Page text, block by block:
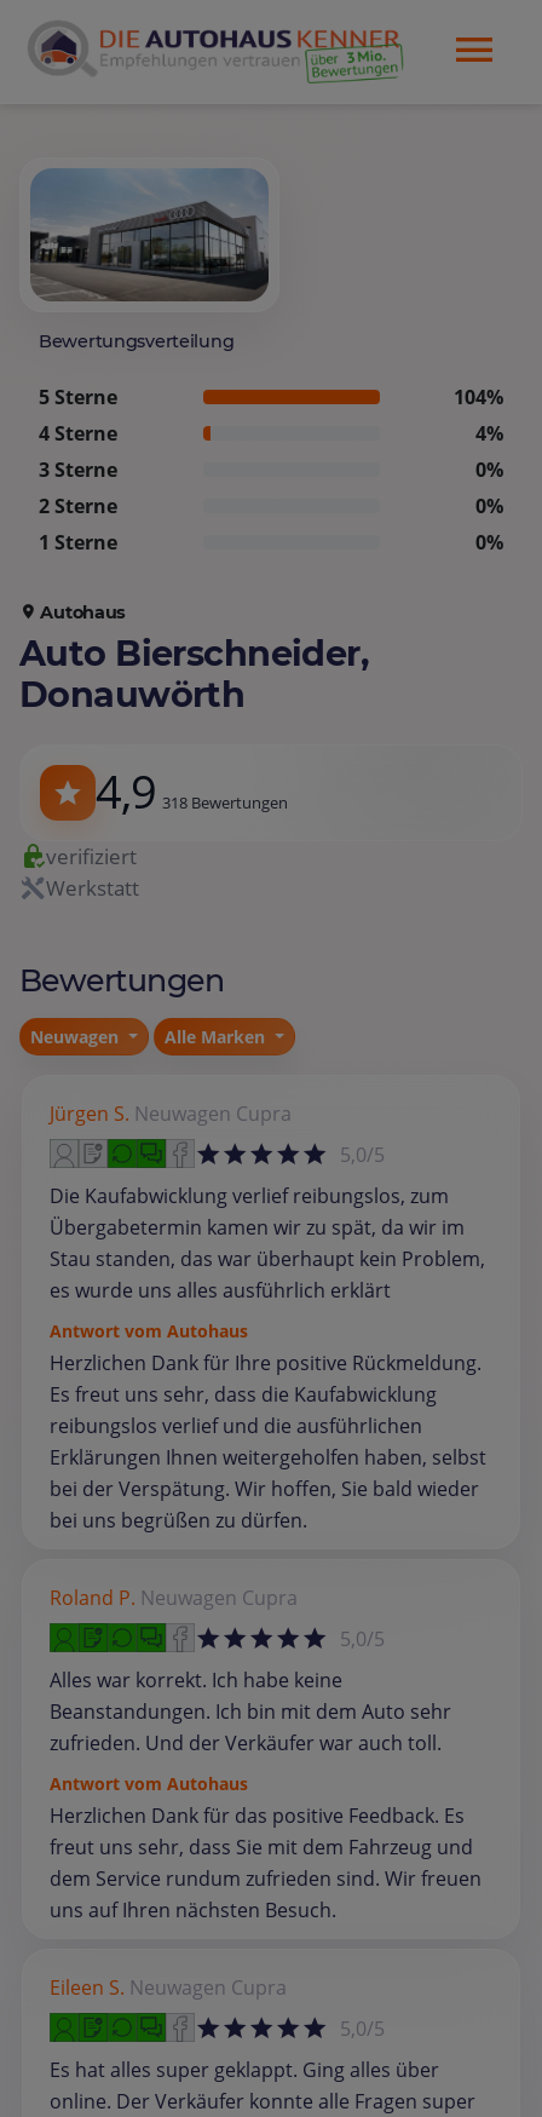
Bewertungsverteilung
5 Sterne
104%
4 Sterne
4%
3 Sterne
0%
2 Sterne
0%
1 Sterne
0%
Autohaus
Auto Bierschneider,
Donauwörth
4,9 318 Bewertungen
verifiziert
Werkstatt
Bewertungen
Neuwagen Alle Marken
Jürgen S. Neuwagen Cupra
5,0/5
Die Kaufabwicklung verlief reibungslos, zum
Übergabetermin kamen wir zu spät, da wir im
Stau standen, das war überhaupt kein Problem,
es wurde uns alles ausführlich erklärt
Antwort vom Autohaus
Herzlichen Dank für Ihre positive Rückmeldung.
Es freut uns sehr, dass die Kaufabwicklung
reibungslos verlief und die ausführlichen
Erklärungen Ihnen weitergeholfen haben, selbst
bei der Verspätung. Wir hoffen, Sie bald wieder
bei uns begrüßen zu dürfen.
Roland P. Neuwagen Cupra
5,0/5
Alles war korrekt. Ich habe keine
Beanstandungen. Ich bin mit dem Auto sehr
zufrieden. Und der Verkäufer war auch toll.
Antwort vom Autohaus
Herzlichen Dank für das positive Feedback. Es
freut uns sehr, dass Sie mit dem Fahrzeug und
dem Service rundum zufrieden sind. Wir freuen
uns auf Ihren nächsten Besuch.
Eileen S. Neuwagen Cupra
5,0/5
Es hat alles super geklappt. Ging alles über
online. Der Verkäufer konnte alle Fragen super